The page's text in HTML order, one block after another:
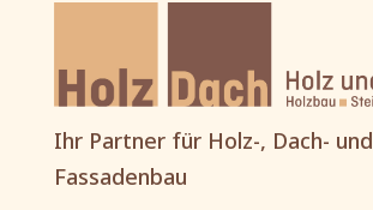
Ihr Partner für Holz-, Dach- und
Fassadenbau